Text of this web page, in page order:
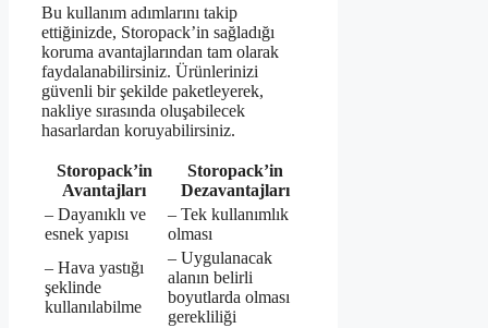
Bu kullanım adımlarını takip
ettiğinizde, Storopack’in sağladığı
koruma avantajlarından tam olarak
faydalanabilirsiniz. Ürünlerinizi
güvenli bir şekilde paketleyerek,
nakliye sırasında oluşabilecek
hasarlardan koruyabilirsiniz.
Storopack’in
Avantajları
Storopack’in
Dezavantajları
– Dayanıklı ve
esnek yapısı
– Tek kullanımlık
olması
– Hava yastığı
şeklinde
kullanılabilme
– Uygulanacak
alanın belirli
boyutlarda olması
gerekliliği